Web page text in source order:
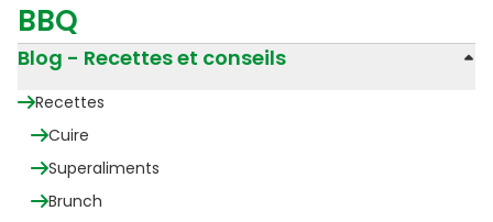
BBQ
Blog - Recettes et conseils
Recettes
Cuire
Superaliments
Brunch